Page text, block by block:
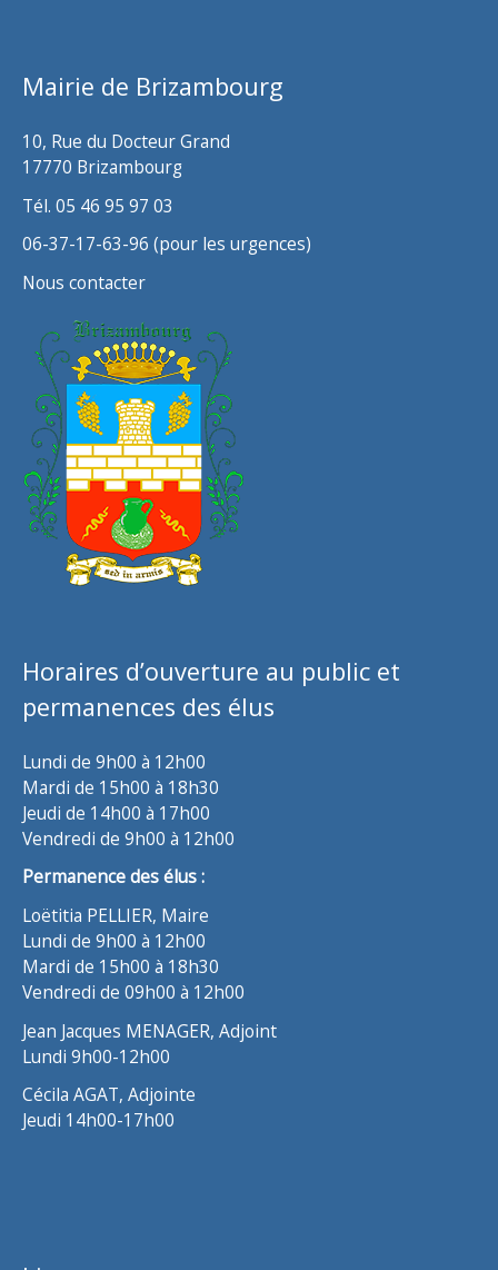
Mairie de Brizambourg
10, Rue du Docteur Grand
17770 Brizambourg
Tél. 05 46 95 97 03
06-37-17-63-96 (pour les urgences)
Nous contacter
Horaires d’ouverture au public et
permanences des élus
Lundi de 9h00 à 12h00
Mardi de 15h00 à 18h30
Jeudi de 14h00 à 17h00
Vendredi de 9h00 à 12h00
Permanence des élus :
Loëtitia PELLIER, Maire
Lundi de 9h00 à 12h00
Mardi de 15h00 à 18h30
Vendredi de 09h00 à 12h00
Jean Jacques MENAGER, Adjoint
Lundi 9h00-12h00
Cécila AGAT, Adjointe
Jeudi 14h00-17h00